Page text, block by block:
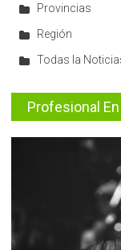
Provincias
Región
Todas la
Profesional